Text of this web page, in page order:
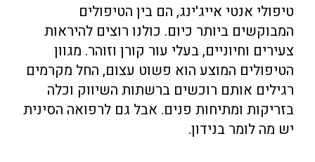
טיפולי אנטי אייג'ינג, הם בין הטיפולים
המבוקשים ביותר כיום. כולנו רוצים להיראות
צעירים וחיוניים, בעלי עור קורן וזוהר. מגוון
הטיפולים המוצע הוא פשוט עצום, החל מקרמים
רגילים אותם רוכשים ברשתות השיווק וכלה
בזריקות ומתיחות פנים. אבל גם לרפואה הסינית
יש מה לומר בנידון.